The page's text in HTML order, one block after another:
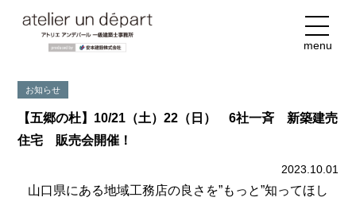
menu
お知らせ
【五郷の杜】10/21（土）22（日） 6社一斉 新築建売
住宅 販売会開催！
2023.10.01
山口県にある地域工務店の良さを”もっと”知ってほし